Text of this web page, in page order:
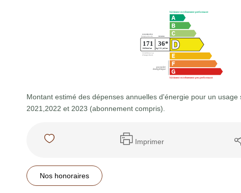
Montant estimé des dépenses annuelles d'énergie pour un
2021,2022 et 2023 (abonnement compris).
Imprimer
Nos honoraires